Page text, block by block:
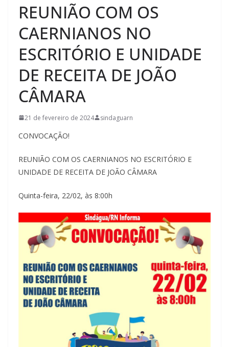
REUNIÃO COM OS
CAERNIANOS NO
ESCRITÓRIO E UNIDADE
DE RECEITA DE JOÃO
CÂMARA
21 de fevereiro de 2024 sindaguarn
CONVOCAÇÃO!
REUNIÃO COM OS CAERNIANOS NO ESCRITÓRIO E
UNIDADE DE RECEITA DE JOÃO CÂMARA
Quinta-feira, 22/02, às 8:00h